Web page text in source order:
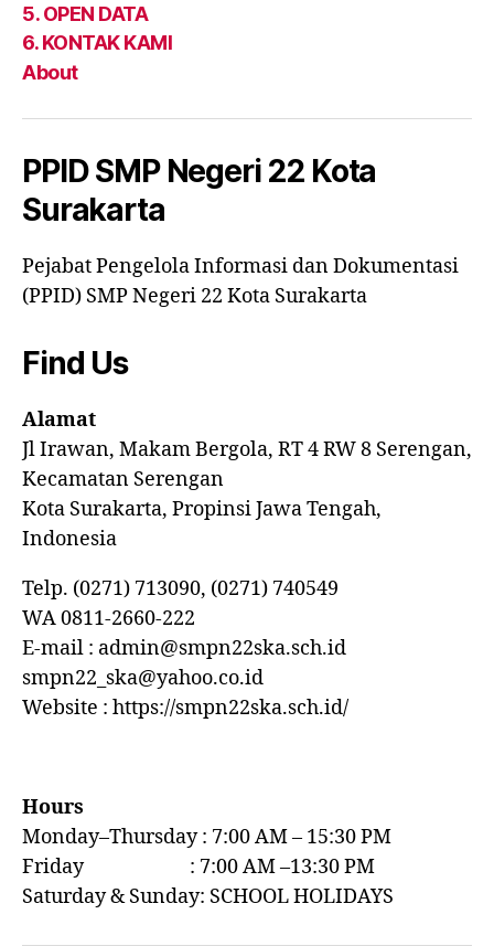
5. OPEN DATA
6. KONTAK KAMI
About
PPID SMP Negeri 22 Kota
Surakarta
Pejabat Pengelola Informasi dan Dokumentasi
(PPID) SMP Negeri 22 Kota Surakarta
Find Us
Alamat
Jl Irawan, Makam Bergola, RT 4 RW 8 Serengan,
Kecamatan Serengan
Kota Surakarta, Propinsi Jawa Tengah,
Indonesia
Telp. (0271) 713090, (0271) 740549
WA 0811-2660-222
E-mail : admin@smpn22ska.sch.id
smpn22_ska@yahoo.co.id
Website : https://smpn22ska.sch.id/
Hours
Monday–Thursday : 7:00 AM – 15:30 PM
Friday : 7:00 AM –13:30 PM
Saturday & Sunday: SCHOOL HOLIDAYS